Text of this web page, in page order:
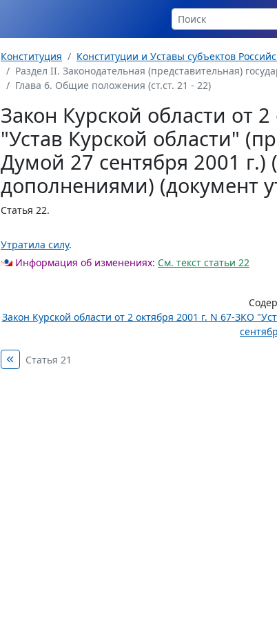
Конституция Конституции и Уставы субъектов
Раздел II. Законодательная (представительная)
Глава 6. Общие положения (ст.ст. 21 - 22)
Закон Курской области от
"Устав Курской области"
Думой 27 сентября 2001
дополнениями) (документ
Статья 22.
Утратила силу.
Информация об изменениях: См. текст статьи 22
Закон Курской области от 2 октября 2001 г. N 67-ЗКО
Статья 21